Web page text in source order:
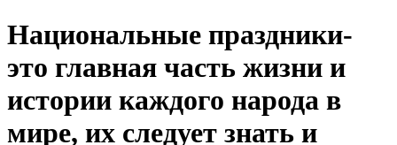
Национальные праздники-
это главная часть жизни и
истории каждого народа в
мире, их следует знать и